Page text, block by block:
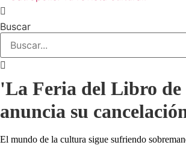
Buscar
'La Feria del Libro de
anuncia su
El mundo de la cultura sigue sufriendo